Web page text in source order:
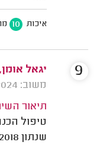
איכות 10
יגאל
משוב: 30/04/2024
תיאור
טיפול
שנתון 2018.
9